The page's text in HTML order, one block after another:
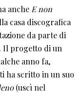
anche E non
casa discografica
da parte di
Il progetto di un
anno fa,
ha scritto in un suo
(uscì nel